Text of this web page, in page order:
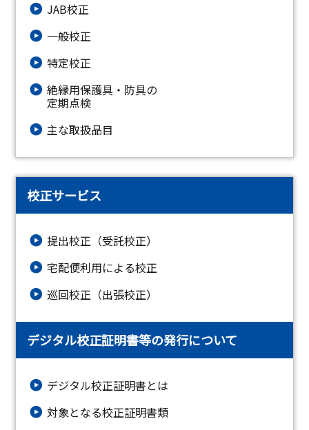
JAB校正
一般校正
特定校正
絶縁⽤保護具・防具の
定期点検
主な取扱品目
校正サービス
提出校正（受託校正）
宅配便利用による校正
巡回校正（出張校正）
デジタル校正証明書等の発行について
デジタル校正証明書とは
対象となる校正証明書類